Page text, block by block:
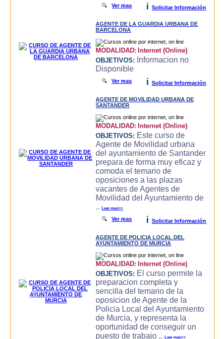
🔍Ver mas i Solicitar Información
AGENTE DE LA GUARDIA URBANA DE
BARCELONA
MODALIDAD: Internet (Online)
OBJETIVOS:
Informacion no
Disponible
🔍Ver mas i Solicitar Información
AGENTE DE MOVILIDAD URBANA DE
SANTANDER
MODALIDAD: Internet (Online)
OBJETIVOS: Este curso de
Agente de Movilidad urbana
del ayuntamiento de Santander
prepara de forma muy eficaz y
comoda el temario de
oposiciones a las plazas
vacantes de Agentes de
Movilidad del Ayuntamiento de
..Leer mas>>
🔍Ver mas i Solicitar Información
AGENTE DE POLICIA LOCAL DEL
AYUNTAMIENTO DE MURCIA
MODALIDAD: Internet (Online)
OBJETIVOS: El curso permite la
preparacion completa y
sencilla del temario de la
oposicion de Agente de la
Policia Local del Ayuntamiento
de Murcia, y representa la
oportunidad de conseguir un
puesto de trabajo ..Leer mas>>